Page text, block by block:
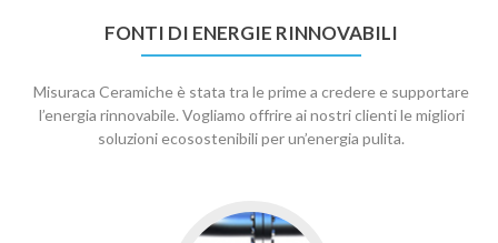
FONTI DI ENERGIE RINNOVABILI
Misuraca Ceramiche è stata tra le prime a credere e supportare
l’energia rinnovabile. Vogliamo offrire ai nostri clienti le migliori
soluzioni ecosostenibili per un’energia pulita.